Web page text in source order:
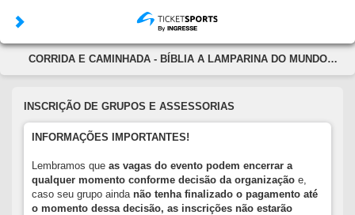
CORRIDA E CAMINHADA - BÍBLIA A LAMPARINA DO MUNDO
INSCRIÇÃO DE GRUPOS E ASSESSORIAS
INFORMAÇÕES IMPORTANTES!
Lembramos que as vagas do evento podem encerrar a
qualquer momento conforme decisão da organização e,
caso seu grupo ainda não tenha finalizado o pagamento até
o momento dessa decisão, as inscrições não estarão